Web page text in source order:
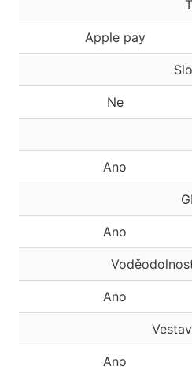
Apple pay
Ne
Ano
Ano
Ano
Ano